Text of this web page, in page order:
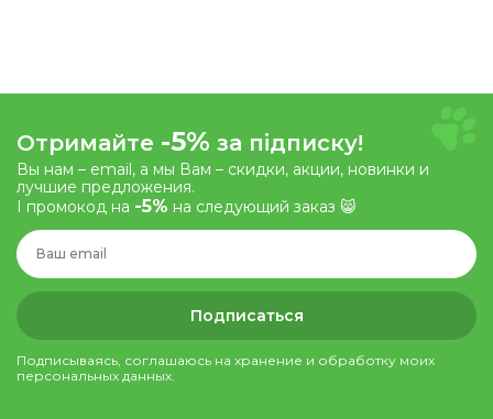
Отримайте -5% за підписку!
Вы нам – email, а мы Вам – скидки, акции, новинки и
лучшие предложения.
І промокод на -5% на следующий заказ 😸
Подписаться
Подписываясь, соглашаюсь на хранение и обработку моих
персональных данных.